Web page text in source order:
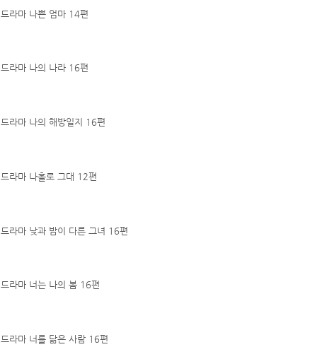
드라마 나쁜 엄마 14편
드라마 나의 나라 16편
드라마 나의 해방일지 16편
드라마 나홀로 그대 12편
드라마 낮과 밤이 다른 그녀 16편
드라마 너는 나의 봄 16편
드라마 너를 닮은 사람 16편